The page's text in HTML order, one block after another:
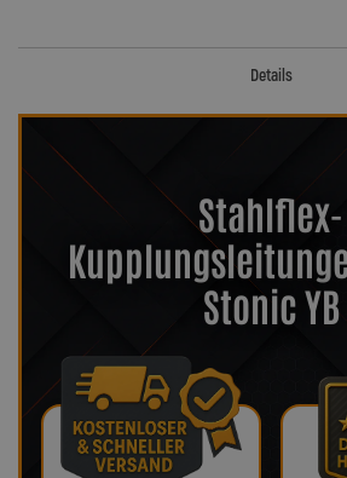
Details
Stahlflex-
Stonic YB